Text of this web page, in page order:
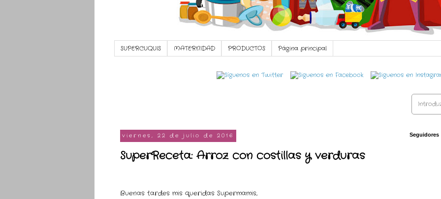
SUPERCUQUIS MATERNIDAD PRODUCTOS Página principal
viernes, 22 de julio de 2016
SuperReceta: Arroz con costillas y verduras
Buenas tardes mis queridas Supermamis,
Seguidores